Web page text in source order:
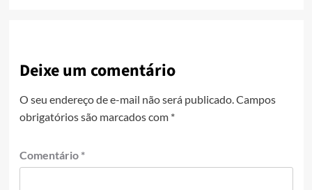
Deixe um comentário
O seu endereço de e-mail não será publicado. Campos
obrigatórios são marcados com *
Comentário *